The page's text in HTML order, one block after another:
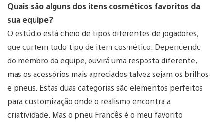
Quais são alguns dos itens cosméticos favoritos da
sua equipe?
O estúdio está cheio de tipos diferentes de jogadores,
que curtem todo tipo de item cosmético. Dependendo
do membro da equipe, ouvirá uma resposta diferente,
mas os acessórios mais apreciados talvez sejam os brilhos
e pneus. Estas duas categorias são elementos perfeitos
para customização onde o realismo encontra a
criatividade. Mas o pneu Francês é o meu favorito